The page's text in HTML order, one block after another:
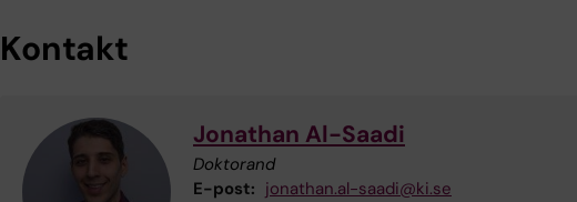
Kontakt
Jonathan Al-Saadi
Doktorand
E-post: jonathan.al-saadi@ki.se